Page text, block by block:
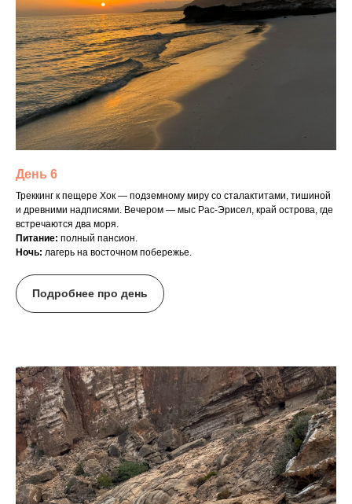
День 6
Треккинг к пещере Хок — подземному миру со сталактитами, тишиной
и древними надписями. Вечером — мыс Рас-Эрисел, край острова, где
встречаются два моря.
Питание: полный пансион.
Ночь: лагерь на восточном побережье.
Подробнее про день